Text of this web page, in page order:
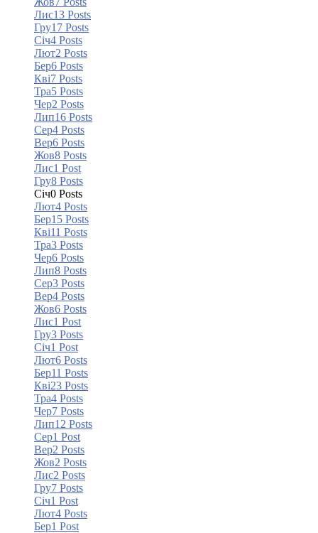
Лис13 Posts
Гру17 Posts
Січ4 Posts
Лют2 Posts
Бер6 Posts
Кві7 Posts
Тра5 Posts
Чер2 Posts
Лип16 Posts
Сер4 Posts
Вер6 Posts
Жов8 Posts
Лис1 Post
Гру8 Posts
Січ0 Posts
Лют4 Posts
Бер15 Posts
Кві11 Posts
Тра3 Posts
Чер6 Posts
Лип8 Posts
Сер3 Posts
Вер4 Posts
Жов6 Posts
Лис1 Post
Гру3 Posts
Січ1 Post
Лют6 Posts
Бер11 Posts
Кві23 Posts
Тра4 Posts
Чер7 Posts
Лип12 Posts
Сер1 Post
Вер2 Posts
Жов2 Posts
Лис2 Posts
Гру7 Posts
Січ1 Post
Лют4 Posts
Бер1 Post